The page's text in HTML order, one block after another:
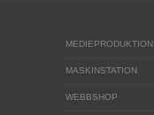
MEDIEPRODUKTION
MASKINSTATION
WEBBSHOP